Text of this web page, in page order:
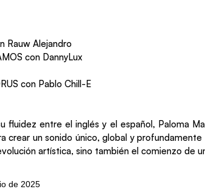
Rauw Alejandro
con DannyLux
con Pablo Chill-E
fluidez entre el inglés y el español, Paloma
crear un sonido único, global y
artística, sino también el comienzo de
de 2025